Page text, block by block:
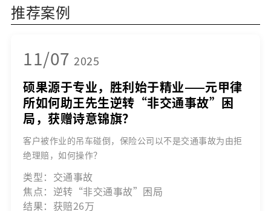
推荐案例
11/07 2025
硕果源于专业，胜利始于精业——元甲律
所如何助王先生逆转“非交通事故”困
局，获赠诗意锦旗？
客户被作业的吊车碰倒，保险公司以不是交通事故为由拒
绝理赔，如何操作？
类型：交通事故
焦点：逆转“非交通事故”困局
结果：获赔26万